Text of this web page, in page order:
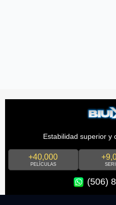
Estabilidad superior y
+40,000
PELÍCULAS
(506)